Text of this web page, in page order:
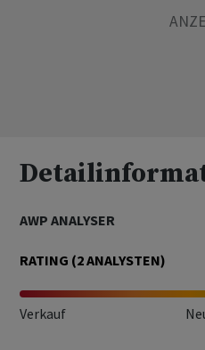
AWP ANALYSER
RATING (2ANALYSTEN)
Verkauf